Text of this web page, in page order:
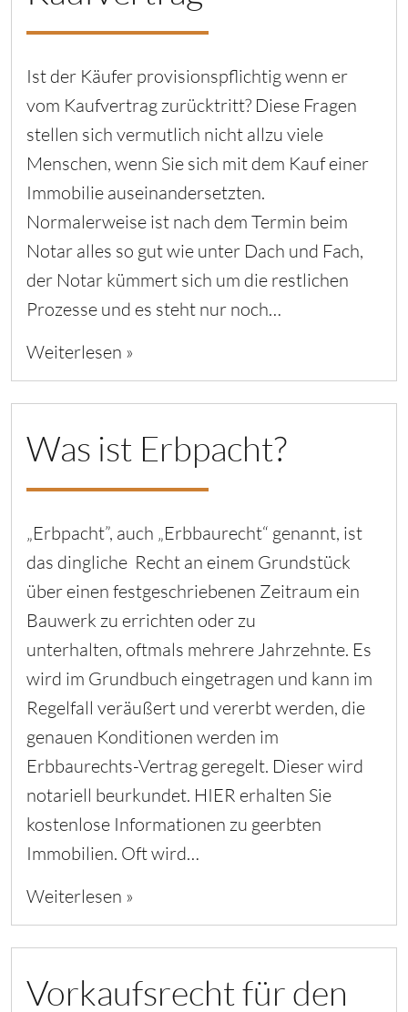
Ist der Käufer provisionspflichtig wenn er
vom Kaufvertrag zurücktritt? Diese Fragen
stellen sich vermutlich nicht allzu viele
Menschen, wenn Sie sich mit dem Kauf einer
Immobilie auseinandersetzten.
Normalerweise ist nach dem Termin beim
Notar alles so gut wie unter Dach und Fach,
der Notar kümmert sich um die restlichen
Prozesse und es steht nur noch…
Weiterlesen »
Was ist Erbpacht?
„Erbpacht”, auch „Erbbaurecht“ genannt, ist
das dingliche Recht an einem Grundstück
über einen festgeschriebenen Zeitraum ein
Bauwerk zu errichten oder zu
unterhalten, oftmals mehrere Jahrzehnte. Es
wird im Grundbuch eingetragen und kann im
Regelfall veräußert und vererbt werden, die
genauen Konditionen werden im
Erbbaurechts-Vertrag geregelt. Dieser wird
notariell beurkundet. HIER erhalten Sie
kostenlose Informationen zu geerbten
Immobilien. Oft wird…
Weiterlesen »
Vorkaufsrecht für den